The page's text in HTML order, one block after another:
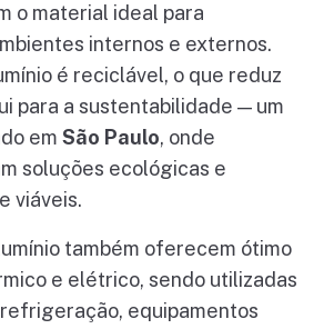
o material ideal para
internos e externos.
é reciclável, o que reduz
para a sustentabilidade — um
emSão Paulo, onde
soluções ecológicas e
viáveis.
também oferecem ótimo
e elétrico, sendo utilizadas
equipamentos